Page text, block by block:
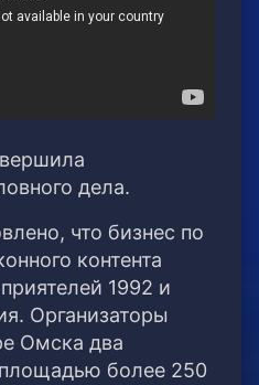
дела.
что бизнес по
контента
1992 и
Организаторы
Омска два
более 250